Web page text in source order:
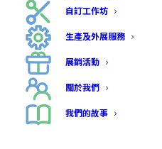
自訂工作坊
生產及外展服務
展銷活動
關於我們
我們的故事